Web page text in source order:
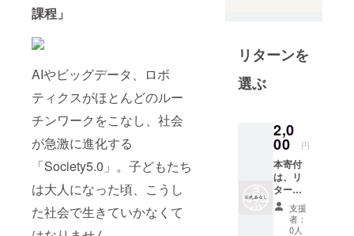
課程」
AIやビッグデータ、ロボ
ティクスがほとんどのルー
チンワークをこなし、社会
が急激に進化する
「Society5.0」。子どもたち
は大人になった頃、こうし
た社会で生きていかなくて
リターンを
選ぶ
2,0
00 円
本寄付
は、リ
ターン
の無い
寄付と
なりま
支援
者：
0人